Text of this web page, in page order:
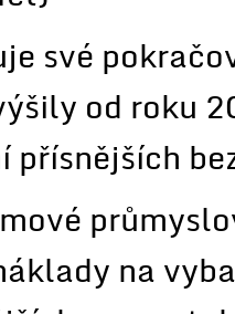
své
od roku
přísnějších
na